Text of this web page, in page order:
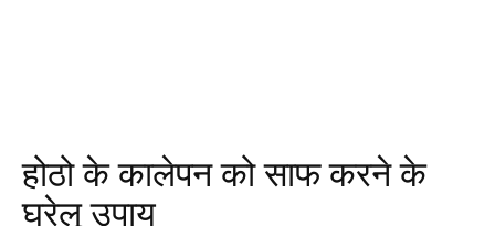
होठो के कालेपन को साफ करने के
घरेलू उपाय